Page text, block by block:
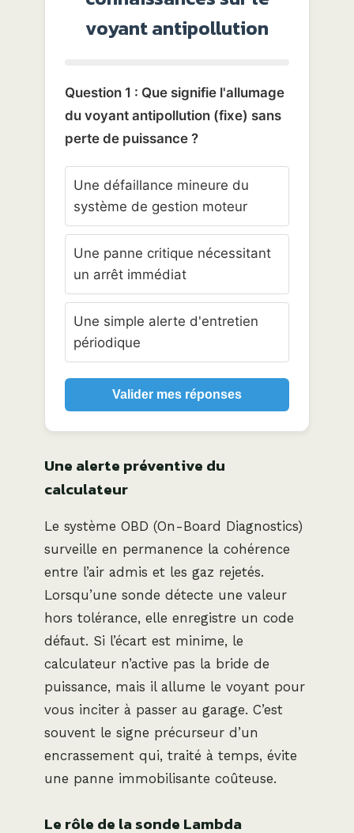
voyant antipollution
Question 1 : Que signifie l'allumage
du voyant antipollution (fixe) sans
perte de puissance ?
Une défaillance mineure du
système de gestion moteur
Une panne critique nécessitant
un arrêt immédiat
Une simple alerte d'entretien
périodique
Valider mes réponses
Une alerte préventive du
calculateur
Le système OBD (On-Board Diagnostics)
surveille en permanence la cohérence
entre l’air admis et les gaz rejetés.
Lorsqu’une sonde détecte une valeur
hors tolérance, elle enregistre un code
défaut. Si l’écart est minime, le
calculateur n’active pas la bride de
puissance, mais il allume le voyant pour
vous inciter à passer au garage. C’est
souvent le signe précurseur d’un
encrassement qui, traité à temps, évite
une panne immobilisante coûteuse.
Le rôle de la sonde Lambda